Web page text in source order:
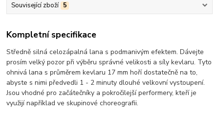
Související zboží 5
Kompletní specifikace
Středně silná celozápalná lana s podmanivým efektem. Dávejte
prosím velký pozor při výběru správné velikosti a síly kevlaru. Tyto
ohnivá lana s průměrem kevlaru 17 mm hoří dostatečně na to,
abyste s nimi předvedli 1 - 2 minuty dlouhé velkovní vystoupení.
Jsou vhodné pro začátečníky a pokročilejší performery, kteří je
využijí například ve skupinové choreografii.